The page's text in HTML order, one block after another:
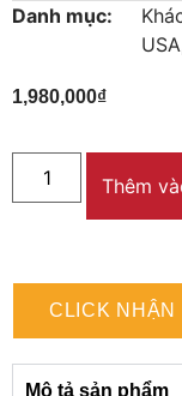
Danh mục:
USA
1,980,000₫
Thêm
CLICK NHẬN
Mô tả sản phẩm